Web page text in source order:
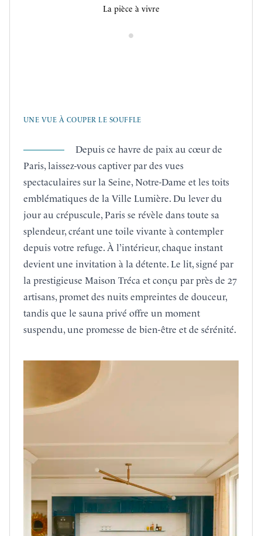
La pièce à vivre
UNE VUE À COUPER LE SOUFFLE
Depuis ce havre de paix au cœur de
Paris, laissez-vous captiver par des vues
spectaculaires sur la Seine, Notre-Dame et les toits
emblématiques de la Ville Lumière. Du lever du
jour au crépuscule, Paris se révèle dans toute sa
splendeur, créant une toile vivante à contempler
depuis votre refuge. À l’intérieur, chaque instant
devient une invitation à la détente. Le lit, signé par
la prestigieuse Maison Tréca et conçu par près de 27
artisans, promet des nuits empreintes de douceur,
tandis que le sauna privé offre un moment
suspendu, une promesse de bien-être et de sérénité.